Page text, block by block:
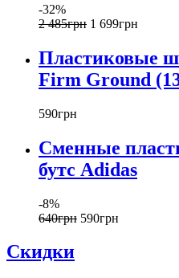
-32%
2 485грн 1 699грн
Пластиковые
Firm Ground
590грн
Сменные
бутс Adidas
-8%
640грн 590грн
Скидки